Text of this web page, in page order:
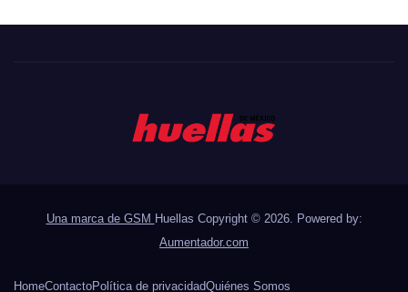
Una marca de GSM Huellas Copyright © 2026. Powered by:
Aumentador.com
HomeContactoPolítica de privacidadQuiénes Somos